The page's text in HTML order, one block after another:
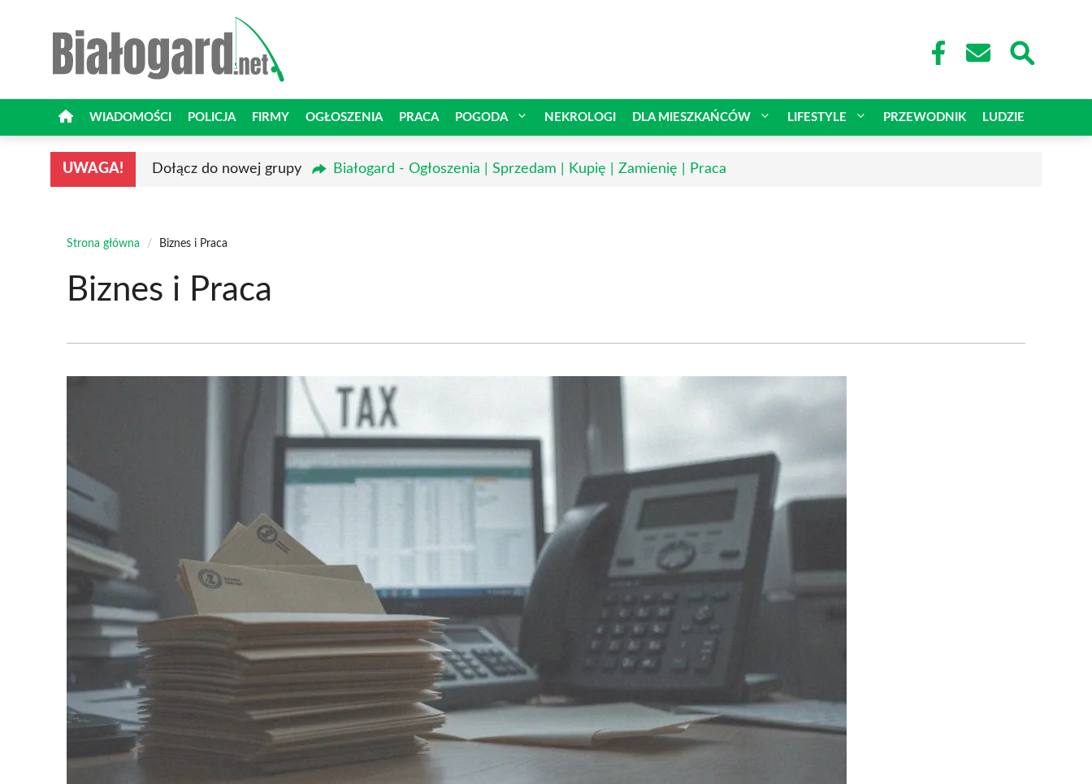
WIADOMOŚCI POLICJA FIRMY OGŁOSZENIA PRACA POGODA NEKROLOGI DLA MIESZKAŃCÓW LIFESTYLE PRZEWODNIK LUDZIE
UWAGA! Dołącz do nowej grupy Białogard - Ogłoszenia | Sprzedam | Kupię | Zamienię | Praca
Strona główna / Biznes i Praca
Biznes i Praca